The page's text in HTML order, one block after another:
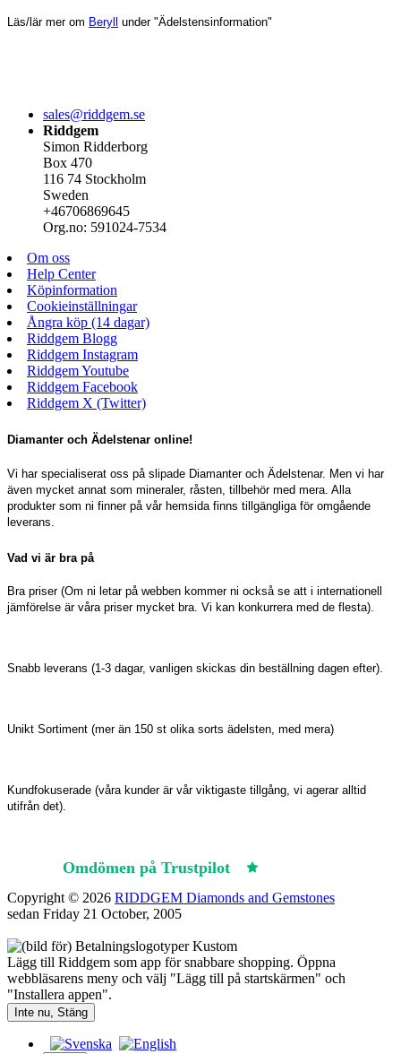
Läs/lär mer om Beryll under "Ädelstensinformation"
sales@riddgem.se
Riddgem
Simon Ridderborg
Box 470
116 74 Stockholm
Sweden
+46706869645
Org.no: 591024-7534
Om oss
Help Center
Köpinformation
Cookieinställningar
Ångra köp (14 dagar)
Riddgem Blogg
Riddgem Instagram
Riddgem Youtube
Riddgem Facebook
Riddgem X (Twitter)
Diamanter och Ädelstenar online!
Vi har specialiserat oss på slipade Diamanter och Ädelstenar. Men vi har
även mycket annat som mineraler, råsten, tillbehör med mera. Alla
produkter som ni finner på vår hemsida finns tillgängliga för omgående
leverans.
Vad vi är bra på
Bra priser (Om ni letar på webben kommer ni också se att i internationell
jämförelse är våra priser mycket bra. Vi kan konkurrera med de flesta).
Snabb leverans (1-3 dagar, vanligen skickas din beställning dagen efter).
Unikt Sortiment (mer än 150 st olika sorts ädelsten, med mera)
Kundfokuserade (våra kunder är vår viktigaste tillgång, vi agerar alltid
utifrån det).
Omdömen på Trustpilot
Copyright © 2026 RIDDGEM Diamonds and Gemstones
sedan Friday 21 October, 2005
Lägg till Riddgem som app för snabbare shopping. Öppna
webbläsarens meny och välj "Lägg till på startskärmen" och
"Installera appen".
Inte nu, Stäng